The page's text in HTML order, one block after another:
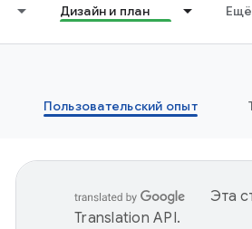
Дизайн и план Ещё
Пользовательский опыт
Эта
Translation API.